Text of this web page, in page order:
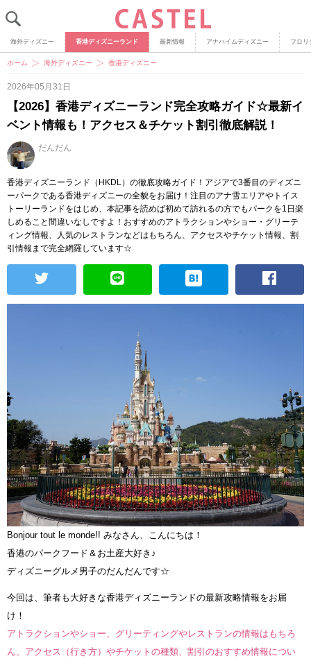
海外ディズニー 香港ディズニーランド 最新情報 アナハイムディズニー フロリ
ホーム 海外ディズニー 香港ディズニー
2026年05月31日
【2026】香港ディズニーランド完全攻略ガイド☆最新イ
ベント情報も！アクセス＆チケット割引徹底解説！
だんだん
香港ディズニーランド（HKDL）の徹底攻略ガイド！アジアで3番目のディズニ
ーパークである香港ディズニーの全貌をお届け！注目のアナ雪エリアやトイス
トーリーランドをはじめ、本記事を読めば初めて訪れるの方でもパークを1日楽
しめること間違いなしですよ！おすすめのアトラクションやショー・グリーテ
ィング情報、人気のレストランなどはもちろん、アクセスやチケット情報、割
引情報まで完全網羅しています☆
Bonjour tout le monde!! みなさん、こんにちは！
香港のパークフード＆お土産大好き♪
ディズニーグルメ男子のだんだんです☆
今回は、筆者も大好きな香港ディズニーランドの最新攻略情報をお届
け！
アトラクションやショー、グリーティングやレストランの情報はもちろ
ん、アクセス（行き方）やチケットの種類、割引のおすすめ情報につい